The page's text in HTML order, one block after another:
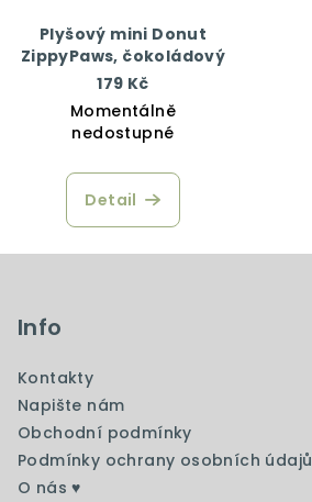
Plyšový mini Donut
ZippyPaws, čokoládový
179 Kč
Momentálně
nedostupné
Detail
Info
Kontakty
Napište nám
Obchodní podmínky
Podmínky ochrany osobních údajů
O nás ♥️